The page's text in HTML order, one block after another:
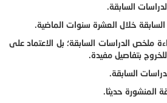
السابقة.
خلال العشرة سنوات الماضية.
ملخص الدراسات السابقة؛ بل الاعتماد على
بتفاصيل مفيدة.
السابقة.
المنشورة حديثا.